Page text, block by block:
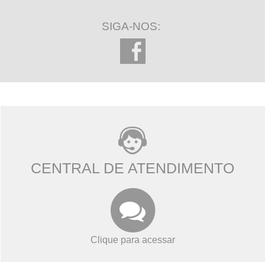
SIGA-NOS:
CENTRAL DE ATENDIMENTO
Clique para acessar